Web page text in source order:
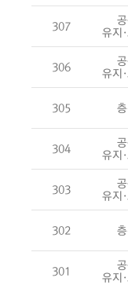
307
유지
306
유지
305
304
유지
303
유지
302
301
유지